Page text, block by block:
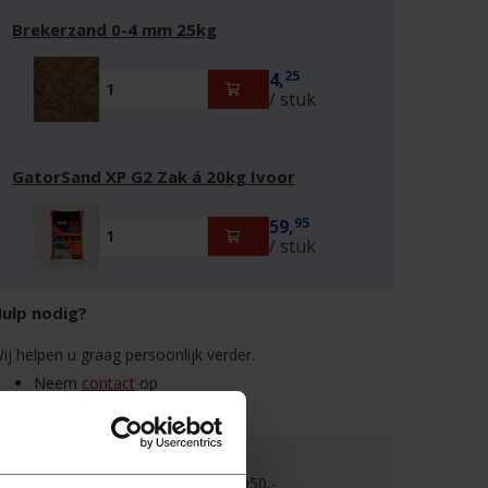
Brekerzand 0-4 mm 25kg
4,25
/ stuk
GatorSand XP G2 Zak á 20kg Ivoor
59,95
/ stuk
nodig?
helpen u graag persoonlijk verder.
Neem contact op
Gratis verzending boven €950,-